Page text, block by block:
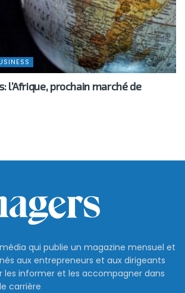
l’Afrique, prochain marché de
qui publie un magazine mensuel et
aux entrepreneurs et aux dirigeants
les informer et les accompagner dans
carrière